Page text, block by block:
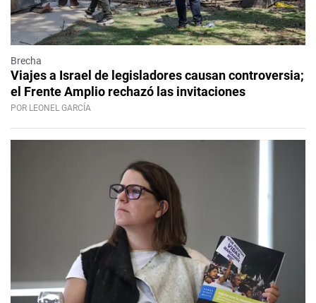
Brecha
Viajes a Israel de legisladores causan controversia;
el Frente Amplio rechazó las invitaciones
POR LEONEL GARCÍA